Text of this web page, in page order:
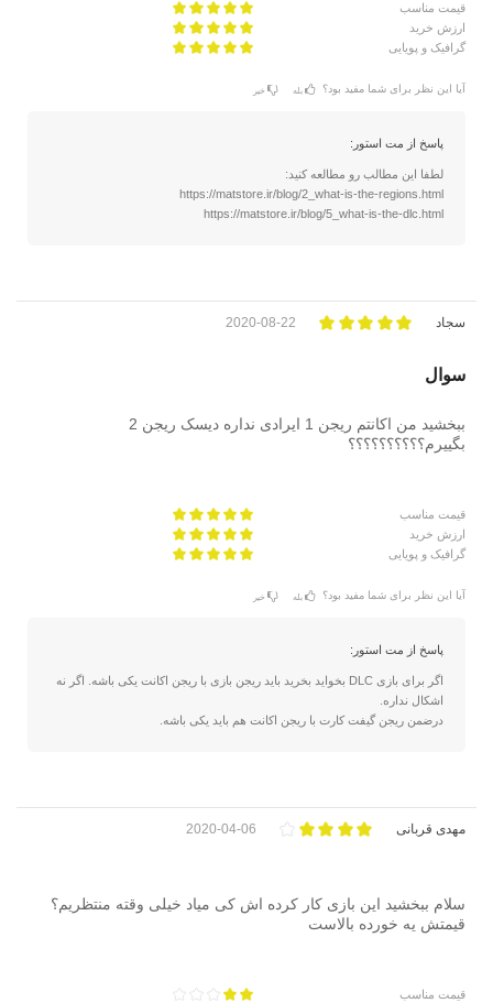
قیمت مناسب
ارزش خرید
گرافیک و پویایی
آیا این نظر برای شما مفید بود؟ بله خیر
پاسخ از مت استور:
لطفا این مطالب رو مطالعه کنید:
https://matstore.ir/blog/2_what-is-the-regions.html
https://matstore.ir/blog/5_what-is-the-dlc.html
سجاد 2020-08-22
سوال
ببخشید من اکانتم ریجن 1 ایرادی نداره دیسک ریجن 2
بگییرم؟؟؟؟؟؟؟؟؟؟
قیمت مناسب
ارزش خرید
گرافیک و پویایی
آیا این نظر برای شما مفید بود؟ بله خیر
پاسخ از مت استور:
اگر برای بازی DLC بخواید بخرید باید ریجن بازی با ریجن اکانت یکی باشه. اگر نه
اشکال نداره.
درضمن ریجن گیفت کارت با ریجن اکانت هم باید یکی باشه.
مهدی قربانی 2020-04-06
سلام ببخشید این بازی کار کرده اش کی میاد خیلی وقته منتظریم؟
قیمتش یه خورده بالاست
قیمت مناسب